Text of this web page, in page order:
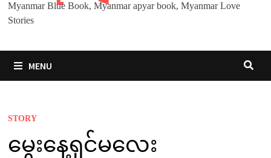
Myanmar Blue Book, Myanmar apyar book, Myanmar Love
Stories
MENU
STORY
မွေးနေ့ရှင်မလေး